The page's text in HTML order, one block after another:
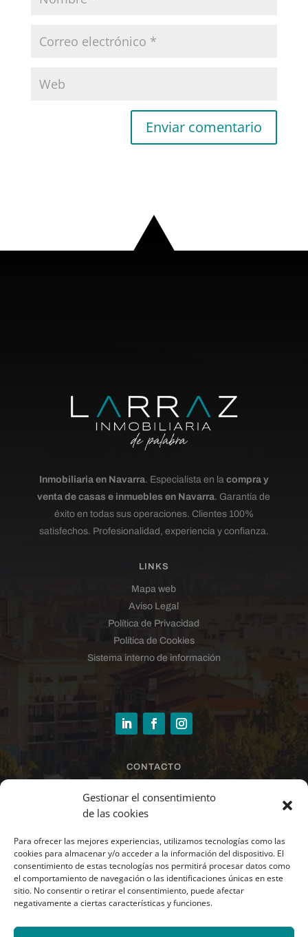
Gestionar el consentimiento
de las cookies
Para ofrecer las mejores experiencias, utilizamos tecnologías como las
cookies para almacenar y/o acceder a la información del dispositivo. El
consentimiento de estas tecnologías nos permitirá procesar datos como
el comportamiento de navegación o las identificaciones únicas en este
sitio. No consentir o retirar el consentimiento, puede afectar
negativamente a ciertas características y funciones.
Inmobiliaria en Navarra. Especialista en la compra y
venta de casas e inmuebles en Navarra. Garantía de
éxito en todas sus operaciones. Clientes 100%
satisfechos. Profesionalidad, experiencia y confianza.
LINKS
Mapa web
Aviso Legal
Política de Privacidad
Política de Cookies
Sistema interno de información
CONTACTO
678 44 21 49 · 948 37 07 90
Paseo Santxiki 2.1º.
Oficina L.1.6.